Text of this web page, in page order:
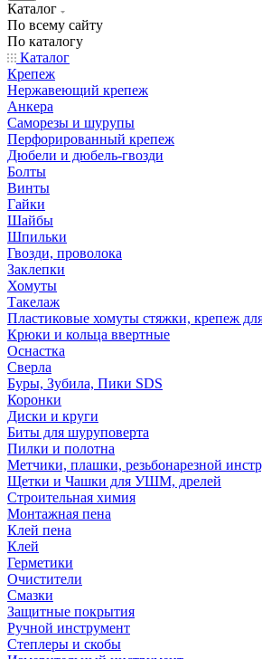
Каталог
По всему сайту
По каталогу
Каталог
Крепеж
Нержавеющий крепеж
Анкера
Саморезы и шурупы
Перфорированный крепеж
Дюбели и дюбель-гвозди
Болты
Винты
Гайки
Шайбы
Шпильки
Гвозди, проволока
Заклепки
Хомуты
Такелаж
Пластиковые хомуты стяжки, крепеж
Крюки и кольца ввертные
Оснастка
Сверла
Буры, Зубила, Пики SDS
Коронки
Диски и круги
Биты для шуруповерта
Пилки и полотна
Метчики, плашки, резьбонарезной
Щетки и Чашки для УШМ, дрелей
Строительная химия
Монтажная пена
Клей пена
Клей
Герметики
Очистители
Смазки
Защитные покрытия
Ручной инструмент
Степлеры и скобы